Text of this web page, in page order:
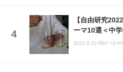
【自由研究
ーマ10選＜中
2022.8.22 Mon 12:45